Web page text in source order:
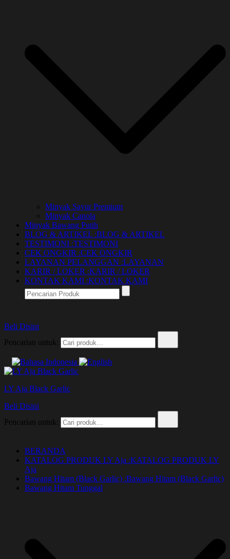
Minyak Sayur Premium
Minyak Canola
Minyak Bawang Putih
BLOG & ARTIKEL :BLOG & ARTIKEL
TESTIMONI :TESTIMONI
CEK ONGKIR :CEK ONGKIR
LAYANAN PELANGGAN :LAYANAN
KARIR / LOKER :KARIR / LOKER
KONTAK KAMI :KONTAK KAMI
Beli Disini
Pencarian untuk:
LY Aja Black Garlic
Beli Disini
Pencarian untuk:
BERANDA
KATALOG PRODUK LY Aja :KATALOG PRODUK LY
Aja
Bawang Hitam (Black Garlic) :Bawang Hitam (Black Garlic)
Bawang Hitam Tunggal